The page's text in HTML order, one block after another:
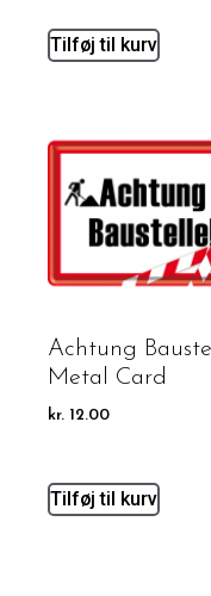
Tilføj til kurv
Achtung
Metal Card
kr. 12.00
Tilføj til kurv